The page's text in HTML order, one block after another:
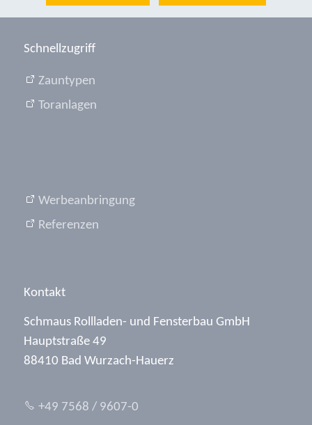
Schnellzugriff
Zauntypen
Toranlagen
Werbeanbringung
Referenzen
Kontakt
Schmaus Rollladen- und Fensterbau GmbH
Hauptstraße 49
88410 Bad Wurzach-Hauerz
+49 7568 / 9607-0